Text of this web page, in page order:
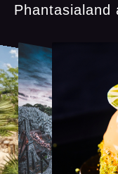
Phantasialand